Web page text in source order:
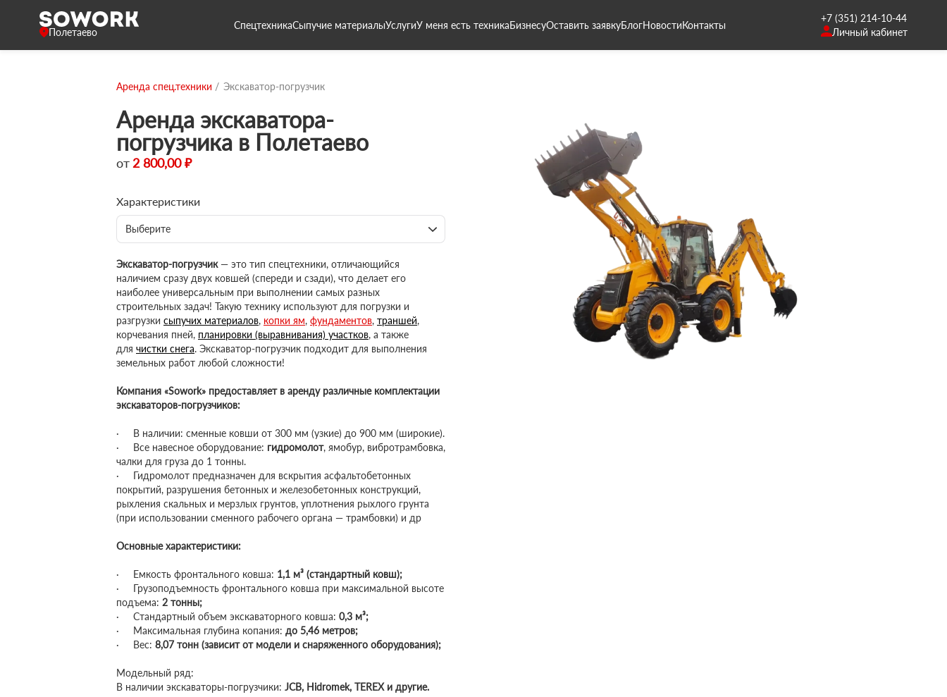
Полетаево
СпецтехникаСыпучие материалыУслугиУ меня есть техникаБизнесуОставить заявкуБлогНовостиКонтакты
+7 (351) 214-10-44
Личный кабинет
Аренда спец.техники Экскаватор-погрузчик
Аренда экскаватора-
погрузчика в Полетаево
от 2 800,00 ₽
Характеристики
Выберите
Экскаватор-погрузчик— это тип спецтехники, отличающийся
наличием сразу двух ковшей (спереди и сзади), что делает его
наиболее универсальным при выполнении самых разных
строительных задач! Такую технику используют для погрузки и
разгрузки сыпучих материалов, копки ям, фундаментов, траншей,
корчевания пней, планировки (выравнивания) участков, а также
для чистки снега. Экскаватор-погрузчик подходит для выполнения
земельных работ любой сложности!
Компания «Sowork» предоставляет в аренду различные комплектации
экскаваторов-погрузчиков:
· В наличии: сменные ковши от 300 мм (узкие) до 900 мм (широкие).
· Все навесное оборудование: гидромолот, ямобур, вибротрамбовка,
чалки для груза до 1 тонны.
· Гидромолот предназначен для вскрытия асфальтобетонных
покрытий, разрушения бетонных и железобетонных конструкций,
рыхления скальных и мерзлых грунтов, уплотнения рыхлого грунта
(при использовании сменного рабочего органа — трамбовки) и др
Основные характеристики:
· Емкость фронтального ковша: 1,1 м³ (стандартный ковш);
· Грузоподъемность фронтального ковша при максимальной высоте
подъема: 2 тонны;
· Стандартный объем экскаваторного ковша: 0,3 м³;
· Максимальная глубина копания: до 5,46 метров;
· Вес: 8,07 тонн (зависит от модели и снаряженного оборудования);
Модельный ряд:
В наличии экскаваторы-погрузчики: JCB, Hidromek, TEREX и другие.